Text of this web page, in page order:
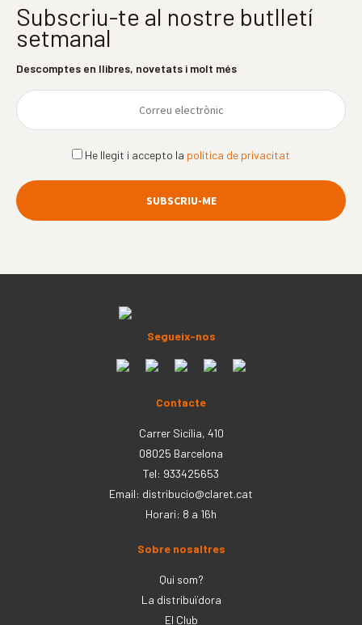
Subscriu-te al nostre butlletí
setmanal
Descomptes en llibres, novetats i molt més
He llegit i accepto la política de privacitat
Segueix-nos
Contacte
Carrer Sicília, 410
08025 Barcelona
Tel: 933425653
Email: distribucio@claret.cat
Horari: 8 a 16h
Sobre nosaltres
Qui som?
La distribuïdora
El Club